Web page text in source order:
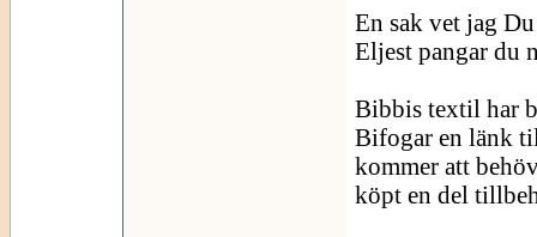
En sak vet jag
Eljest pangar du
Bibbis textil har
Bifogar en länk
kommer att
köpt en del